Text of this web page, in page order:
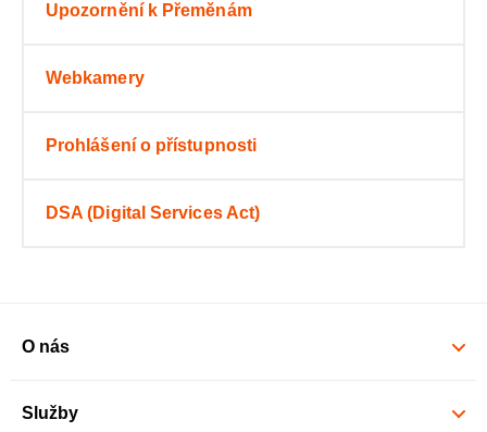
Upozornění k Přeměnám
Webkamery
Prohlášení o přístupnosti
DSA (Digital Services Act)
O nás
Služby